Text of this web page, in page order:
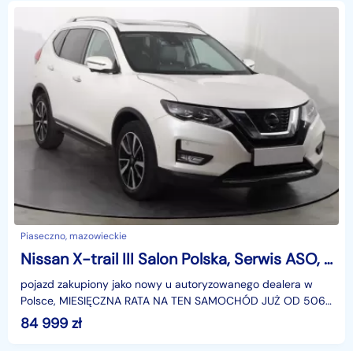
Piaseczno, mazowieckie
Nissan X-trail III Salon Polska, Serwis ASO, Automat, Skóra, Navi, Klimatronic,
pojazd zakupiony jako nowy u autoryzowanego dealera w
Polsce, MIESIĘCZNA RATA NA TEN SAMOCHÓD JUŻ OD 506
PLN*Podana w ogłoszeniu lokalizacja pojazdu jest aktua
84 999 zł